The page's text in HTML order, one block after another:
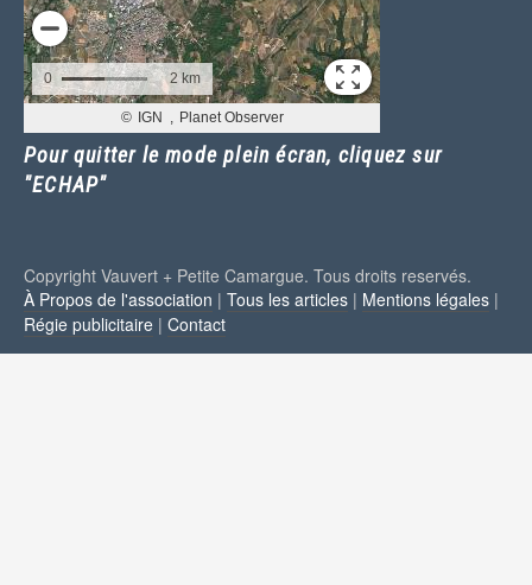
Pour quitter le mode plein écran, cliquez sur
"ECHAP"
Copyright Vauvert + Petite Camargue. Tous droits reservés.
À Propos de l'association | Tous les articles | Mentions légales |
Régie publicitaire | Contact